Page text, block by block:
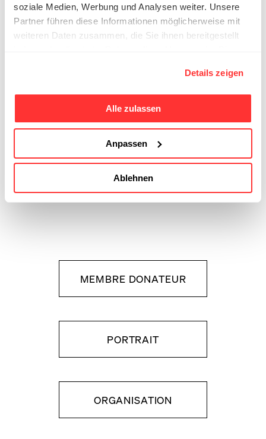
soziale Medien, Werbung und Analysen weiter. Unsere
Partner führen diese Informationen möglicherweise mit
weiteren Daten zusammen, die Sie ihnen bereitgestellt
Details zeigen
Alle zulassen
Anpassen
Ablehnen
l’histoire
Documentation des travaux de construction
et des biens historiques
Présentation des histoires à travers des
photos, films et publications
Préservation et développement des
archives de l’hôtel
Sécurisation et conservation sur place des
documents précieux.
MEMBRE DONATEUR
PORTRAIT
ORGANISATION